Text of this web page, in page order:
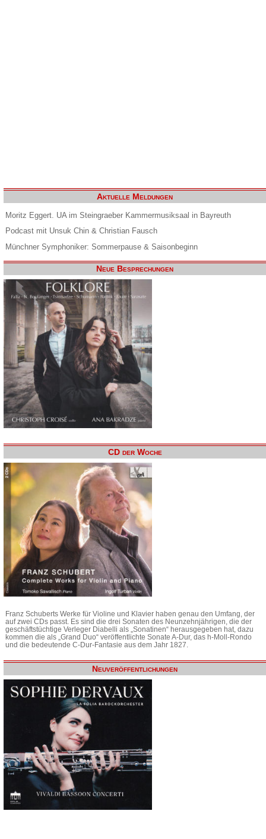
Aktuelle Meldungen
Moritz Eggert. UA im Steingraeber Kammermusiksaal in Bayreuth
Podcast mit Unsuk Chin & Christian Fausch
Münchner Symphoniker: Sommerpause & Saisonbeginn
Neue Besprechungen
CD der Woche
Franz Schuberts Werke für Violine und Klavier haben genau den Umfang, der
auf zwei CDs passt. Es sind die drei Sonaten des Neunzehnjährigen, die der
geschäftstüchtige Verleger Diabelli als „Sonatinen“ herausgegeben hat, dazu
kommen die als „Grand Duo“ veröffentlichte Sonate A-Dur, das h-Moll-Rondo
und die bedeutende C-Dur-Fantasie aus dem Jahr 1827.
Neuveröffentlichungen